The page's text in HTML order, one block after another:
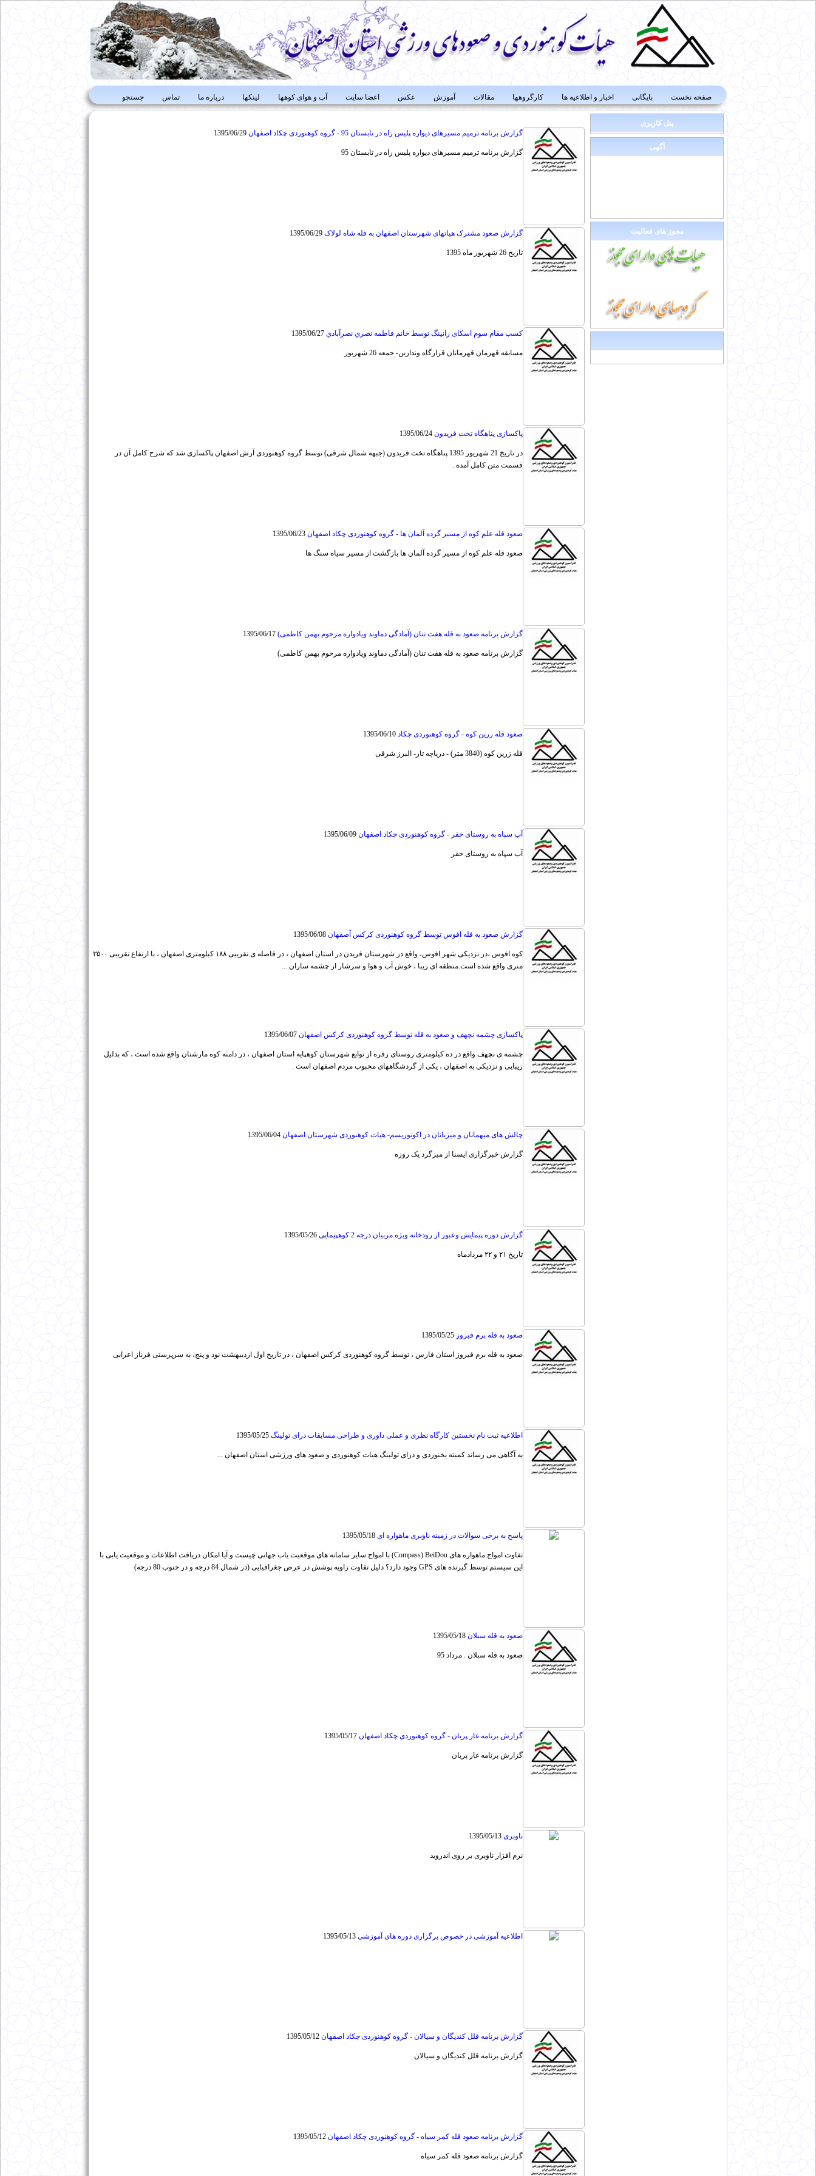
صفحه نخست بایگانی اخبار و اطلاعیه ها کارگروهها مقالات آموزش عکس اعضا سایت آب و هوای کوهها لینکها درباره ما تماس جستجو
پنل کاربری
آگهی
مجوز های فعالیت
گزارش برنامه ترمیم مسیرهای دیواره پلیس راه در تابستان 95 - گروه کوهنوردی چکاد اصفهان 1395/06/29
گزارش برنامه ترمیم مسیرهای دیواره پلیس راه در تابستان 95
گزارش صعود مشترک هیاتهای شهرستان اصفهان به قله شاه لولاک 1395/06/29
تاریخ 26 شهریور ماه 1395
كسب مقام سوم اسکای رانینگ توسط خانم فاطمه نصري نصرآبادي 1395/06/27
مسابقه قهرمان قهرمانان قرارگاه ونداربن- جمعه 26 شهريور
پاکسازی پناهگاه تخت فریدون 1395/06/24
در تاریخ 21 شهریور 1395 پناهگاه تخت فریدون (جبهه شمال شرقی) توسط گروه کوهنوردی آرش اصفهان پاکسازی شد که شرح کامل آن در
قسمت متن کامل آمده .
صعود قله علم کوه از مسیر گرده آلمان ها - گروه کوهنوردی چکاد اصفهان 1395/06/23
صعود قله علم کوه از مسیر گرده آلمان ها بازگشت از مسیر سیاه سنگ ها
گزارش برنامه صعود به قله هفت تنان (آمادگی دماوند ویادواره مرحوم بهمن کاظمی) 1395/06/17
گزارش برنامه صعود به قله هفت تنان (آمادگی دماوند ویادواره مرحوم بهمن کاظمی)
صعود قله زرین کوه - گروه کوهنوردی چکاد 1395/06/10
قله زرین کوه (3840 متر) - دریاچه تار- البرز شرقی
آب سپاه به روستای خفر - گروه کوهنوردی چکاد اصفهان 1395/06/09
آب سپاه به روستای خفر
گزارش صعود به قله افوس توسط گروه کوهنوردی کرکس آصفهان 1395/06/08
کوه افوس ،در نزدیکی شهر افوس، واقع در شهرستان فریدن در استان اصفهان ، در فاصله ی تقریبی ۱۸۸ کیلومتری اصفهان ، با ارتفاع تقریبی ۳۵۰۰
متری واقع شده است.منطقه ای زیبا ، خوش آب و هوا و سرشار از چشمه ساران ...
پاکسازی چشمه نچهف و صعود به قله توسط گروه کوهنوردی کرکس اصفهان 1395/06/07
چشمه ی نچهف واقع در ده کیلومتری روستای زفره از توابع شهرستان کوهپایه استان اصفهان ، در دامنه کوه مارشنان واقع شده است ، که بدلیل
زیبایی و نزدیکی به اصفهان ، یکی از گردشگاههای محبوب مردم اصفهان است .
چالش های میهمانان و میزبانان در اکوتوریسم- هیات کوهنوردی شهرستان اصفهان 1395/06/04
گزارش خبرگزاری ایسنا از میزگرد یک روزه
گزارش دوره پیمایش وعبور از رودخانه ویژه مربیان درجه 2 کوهپیمایی 1395/05/26
تاریخ ۲۱ و ۲۲ مردادماه
صعود به قله برم فیروز 1395/05/25
صعود به قله برم فیروز استان فارس ، توسط گروه کوهنوردی کرکس اصفهان ، در تاریخ اول اردیبهشت نود و پنج، به سرپرستی فرناز اعرابی
اطلاعيه ثبت نام نخستین کارگاه نظری و عملی داوری و طراحی مسابقات درای تولینگ 1395/05/25
به آگاهی می رساند کمیته یخنوردی و درای تولینگ هیات کوهنوردی و صعود های ورزشی استان اصفهان ...
پاسخ به برخی سوالات در زمینه ناوبری ماهواره ای 1395/05/18
تفاوت امواج ماهواره های Compass) BeiDou) با امواج سایر سامانه های موقعیت یاب جهانی چیست و آیا امکان دریافت اطلاعات و موقعیت یابی با
این سیستم توسط گیرنده های GPS وجود دارد؟ دلیل تفاوت زاویه پوشش در عرض جغرافیایی (در شمال 84 درجه و در جنوب 80 درجه)
صعود به قله سبلان 1395/05/18
صعود به قله سبلان . مرداد 95
گزارش برنامه غار پریان - گروه کوهنوردی چکاد اصفهان 1395/05/17
گزارش برنامه غار پریان
ناوبری 1395/05/13
نرم افزار ناوبری بر روی اندروید
اطلاعیه آموزشی در خصوص برگزاری دوره های آموزشی 1395/05/13
گزارش برنامه قلل کندیگان و سیالان - گروه کوهنوردی چکاد اصفهان 1395/05/12
گزارش برنامه قلل کندیگان و سیالان
گزارش برنامه صعود قله کمر سیاه - گروه کوهنوردی چکاد اصفهان 1395/05/12
گزارش برنامه صعود قله کمر سیاه